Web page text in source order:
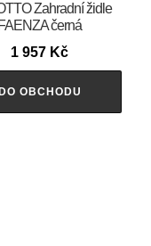
Zahradní židle
FAENZA černá
1 957 Kč
DO OBCHODU